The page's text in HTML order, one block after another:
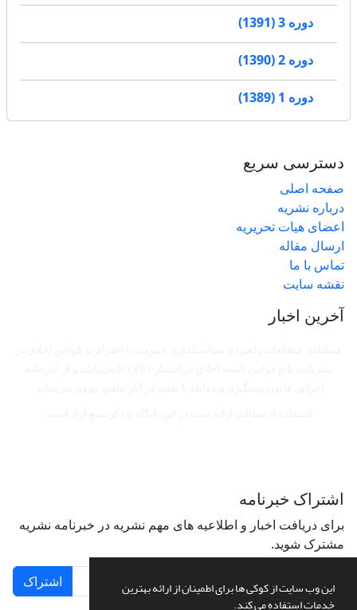
این وب سایت از کوکی ها برای اطمینان از ارائه بهترین
خدمات استفاده می کند.
دوره 3 (1391)
دوره 2 (1390)
دوره 1 (1389)
دسترسی سریع
صفحه اصلی
درباره نشریه
اعضای هیات تحریریه
ارسال مقاله
تماس با ما
نقشه سایت
آخرین اخبار
اشتراک خبرنامه
برای دریافت اخبار و اطلاعیه های مهم نشریه در خبرنامه نشریه
مشترک شوید.
اشتراک